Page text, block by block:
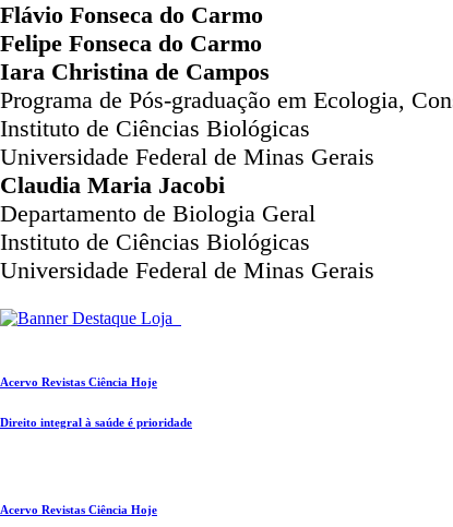
Flávio Fonseca do Carmo
Felipe Fonseca do Carmo
Iara Christina de Campos
Programa de Pós-graduação em Ecologia,
Instituto de Ciências Biológicas
Universidade Federal de Minas Gerais
Claudia Maria Jacobi
Departamento de Biologia Geral
Instituto de Ciências Biológicas
Universidade Federal de Minas Gerais
Acervo Revistas Ciência Hoje
Direito integral à saúde é prioridade
Acervo Revistas Ciência Hoje